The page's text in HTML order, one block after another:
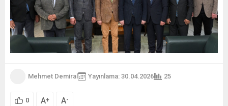
Mehmet Demiral Yayınlama: 30.04.2026 25
0 A+ A-